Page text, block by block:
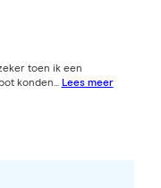
toen ik een
konden... Lees meer